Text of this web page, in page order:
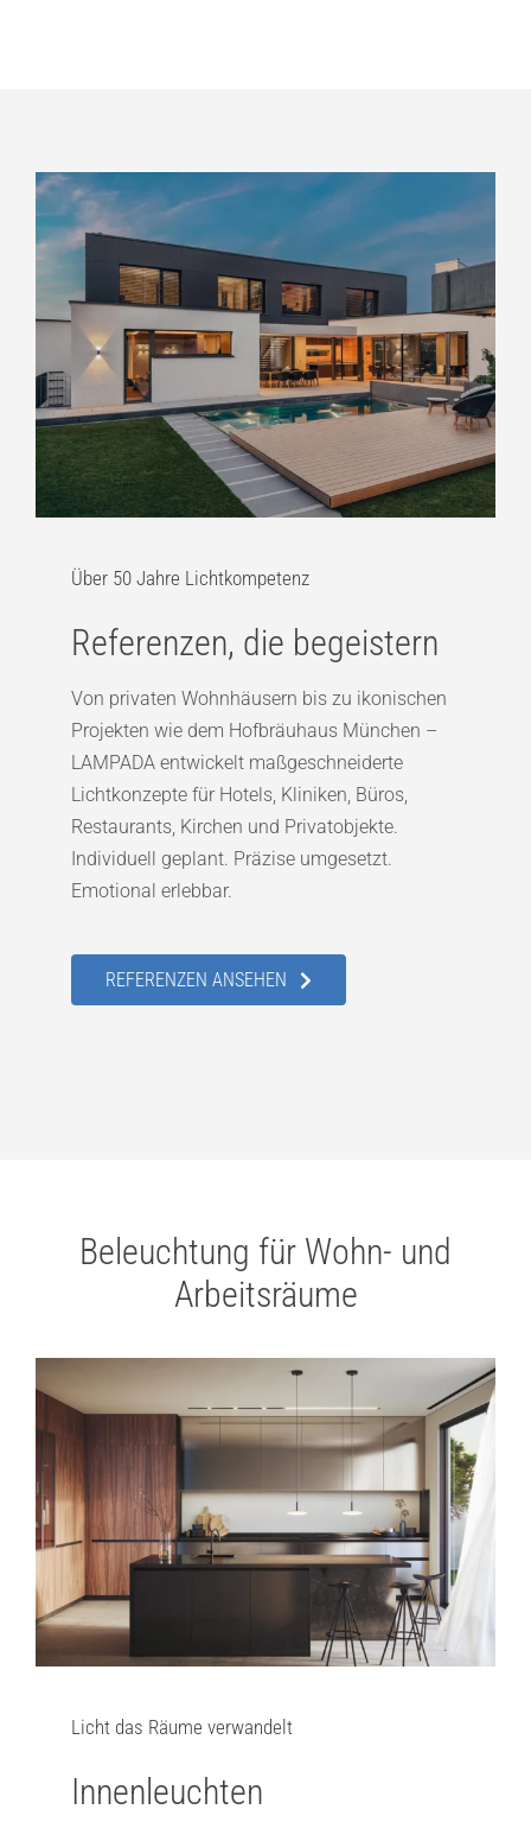
Über 50 Jahre Lichtkompetenz
Referenzen, die begeistern
Von privaten Wohnhäusern bis zu ikonischen
Projekten wie dem Hofbräuhaus München –
LAMPADA entwickelt maßgeschneiderte
Lichtkonzepte für Hotels, Kliniken, Büros,
Restaurants, Kirchen und Privatobjekte.
Individuell geplant. Präzise umgesetzt.
Emotional erlebbar.
REFERENZEN ANSEHEN
Beleuchtung für Wohn- und
Arbeitsräume
Licht das Räume verwandelt
Innenleuchten